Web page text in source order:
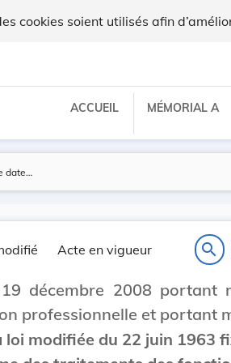
cookies soient utilisés afin
ACCUEIL MÉMORIAL A
Acte en vigueur search
décembre 2008 portant
professionnelle et portant
loi modifiée du 22 juin 1963